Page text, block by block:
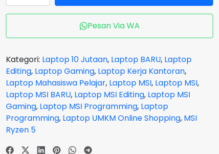
MSI
BRAVO
Black
-
Ryzen
5
7535HS
VGA
Radeon
RX6550
RAM
Pesan Via WA
Kategori: Laptop 10 Jutaan, Laptop BARU, Laptop
Editing, Laptop Gaming, Laptop Kerja Kantoran,
Laptop Mahasiswa Pelajar, Laptop MSI, Laptop MSI,
Laptop MSI BARU, Laptop MSI Editing, Laptop MSI
Gaming, Laptop MSI Programming, Laptop
Programming, Laptop UMKM Online Shopping, MSI
Ryzen 5